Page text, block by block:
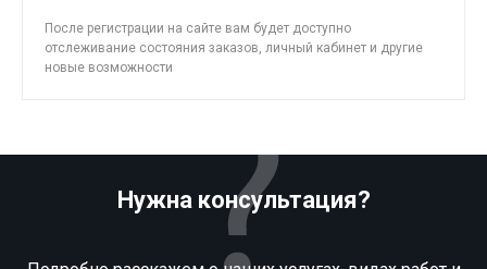
После регистрации на сайте вам будет доступно
отслеживание состояния заказов, личный кабинет и другие
новые возможности
Нужна консультация?